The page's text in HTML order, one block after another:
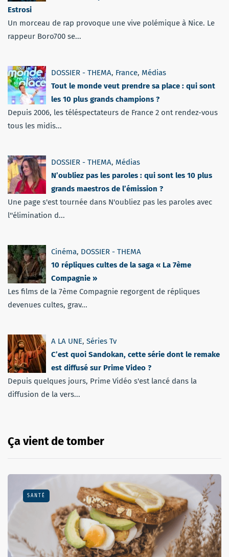
Estrosi
Un morceau de rap provoque une vive polémique à Nice. Le
rappeur Boro700 se...
DOSSIER - THEMA, France, Médias
Tout le monde veut prendre sa place : qui sont
les 10 plus grands champions ?
Depuis 2006, les téléspectateurs de France 2 ont rendez-vous
tous les midis...
DOSSIER - THEMA, Médias
N’oubliez pas les paroles : qui sont les 10 plus
grands maestros de l’émission ?
Une page s'est tournée dans N'oubliez pas les paroles avec
l''élimination d...
Cinéma, DOSSIER - THEMA
10 répliques cultes de la saga « La 7ème
Compagnie »
Les films de la 7ème Compagnie regorgent de répliques
devenues cultes, grav...
A LA UNE, Séries Tv
C’est quoi Sandokan, cette série dont le remake
est diffusé sur Prime Video ?
Depuis quelques jours, Prime Vidéo s'est lancé dans la
diffusion de la vers...
Ça vient de tomber
SANTÉ